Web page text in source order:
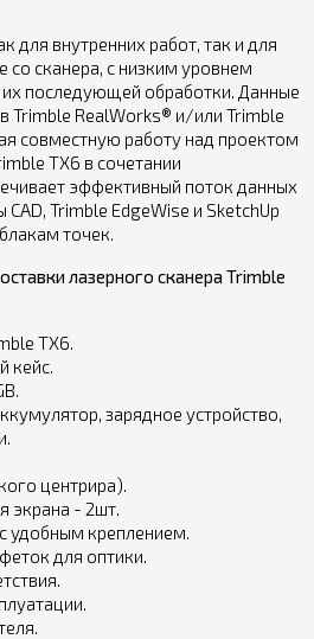
для внутренних работ, так и для
сканера, с низким уровнем
последующей обработки. Данные
Trimble RealWorks® и/или Trimble
совместную работу над проектом
TX6 в сочетании
эффективный поток данных
Trimble EdgeWise и SketchUp
точек.
лазерного сканера Trimble
TX6.
кейс.
зарядное устройство,
центрира).
экрана - 2шт.
удобным креплением.
для оптики.